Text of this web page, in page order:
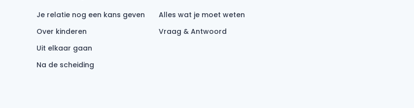
Je relatie nog een kans geven
Over kinderen
Uit elkaar gaan
Na de scheiding
Alles wat je moet weten
Vraag & Antwoord